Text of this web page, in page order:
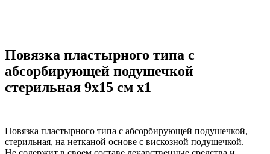
Повязка пластырного типа с
абсорбирующей подушечкой
стерильная 9х15 см x1
Повязка пластырного типа с абсорбирующей подушечкой,
стерильная, на нетканой основе с вискозной подушечкой.